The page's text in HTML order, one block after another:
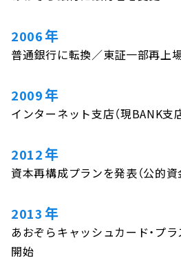
2006年
普通銀行に転換／東証一部再上
2009年
インターネット支店（現BANK支
2012年
資本再構成プランを発表（公的資
2013年
あおぞらキャッシュカード・プラ
開始